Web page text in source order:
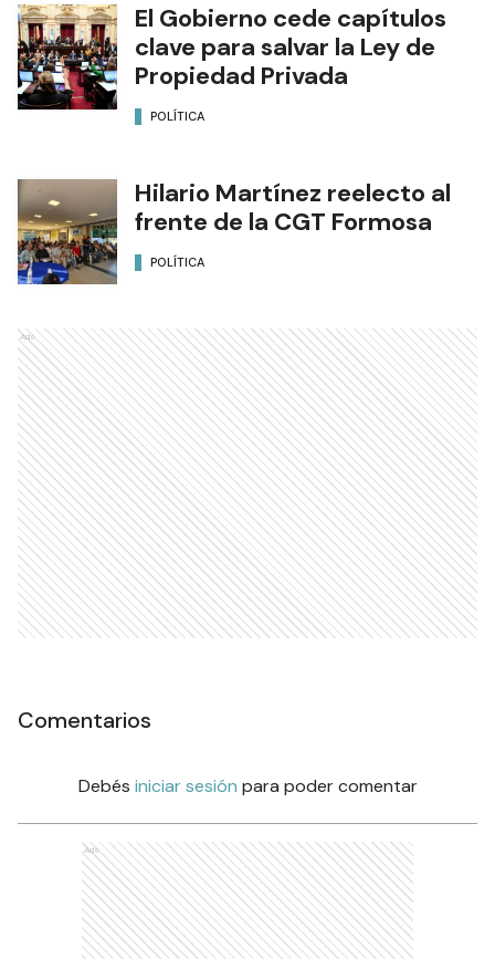
El Gobierno cede capítulos
clave para salvar la Ley de
Propiedad Privada
POLÍTICA
Hilario Martínez reelecto al
frente de la CGT Formosa
POLÍTICA
Ads
Comentarios
Debés iniciar sesión para poder comentar
Ads